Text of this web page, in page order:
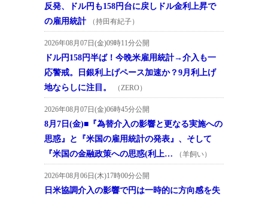
反発、ドル円も158円台に戻しドル金利上昇で
の雇用統計
（持田有紀子）
2026年08月07日(金)09時11分公開
ドル円158円半ば！今晩米雇用統計→介入も一
応警戒。日銀利上げペース加速か？9月利上げ
地ならしに注目。
（ZERO）
2026年08月07日(金)06時45分公開
8月7日(金)■『為替介入の影響と更なる実施への
思惑』と『米国の雇用統計の発表』、そして
『米国の金融政策への思惑(利上…
（羊飼い）
2026年08月06日(木)17時00分公開
日米協調介入の影響で円は一時的に方向感を失